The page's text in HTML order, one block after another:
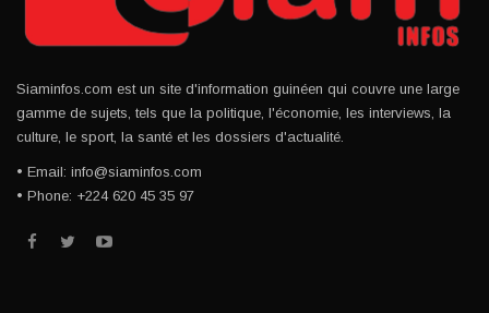
Siaminfos.com est un site d'information guinéen qui couvre une large
gamme de sujets, tels que la politique, l'économie, les interviews, la
culture, le sport, la santé et les dossiers d'actualité.
• Email: info@siaminfos.com
• Phone: +224 620 45 35 97